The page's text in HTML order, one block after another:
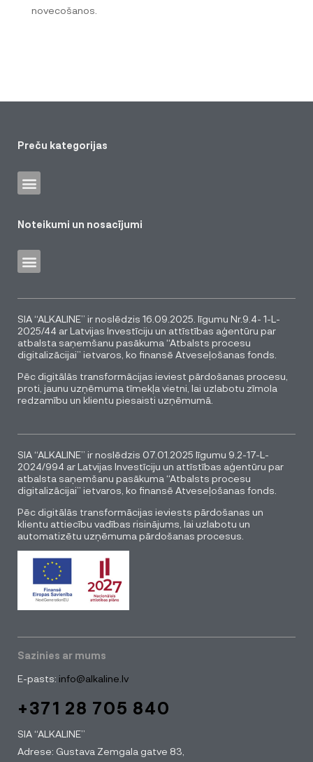
novecošanos.
Preču kategorijas
Noteikumi un nosacījumi
SIA “ALKALINE” ir noslēdzis 16.09.2025. līgumu Nr.9.4- 1-L-
2025/44 ar Latvijas Investīciju un attīstības aģentūru par
atbalsta saņemšanu pasākuma “Atbalsts procesu
digitalizācijai” ietvaros, ko finansē Atveseļošanas fonds.
Pēc digitālās transformācijas ieviest pārdošanas procesu,
proti, jaunu uzņēmuma tīmekļa vietni, lai uzlabotu zīmola
redzamību un klientu piesaisti uzņēmumā.
SIA “ALKALINE” ir noslēdzis 07.01.2025 līgumu 9.2-17-L-
2024/994 ar Latvijas Investīciju un attīstības aģentūru par
atbalsta saņemšanu pasākuma “Atbalsts procesu
digitalizācijai” ietvaros, ko finansē Atveseļošanas fonds.
Pēc digitālās transformācijas ieviests pārdošanas un
klientu attiecību vadības risinājums, lai uzlabotu un
automatizētu uzņēmuma pārdošanas procesus.
Sazinies ar mums
E-pasts: info@alkaline.lv
+371 28 705 840
SIA “ALKALINE”
Adrese: Gustava Zemgala gatve 83,